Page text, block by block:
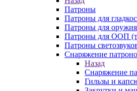
Патроны
Патроны для
Патроны для
Патроны для ООП
Патроны
Снаряжение
Назад
Снаряжение
Гильзы и